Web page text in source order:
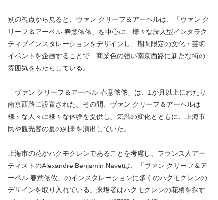
別の視点から見ると、ヴァン クリーフ＆アーペルは、「ヴァン ク
リーフ＆アーペル 春意侬侬」を中心に、様々な没入型インタラク
ティブインスタレーションをデザインし、期間限定の文化・芸術
イベントを企画することで、商業色の強い南京西路に新たな街の
雰囲気をもたらしている。
「ヴァン クリーフ＆アーペル 春意侬侬」は、1か月以上にわたり
南京西路に設置された。その間、ヴァン クリーフ＆アーペルは
様々な人々に様々な体験を提供し、気温の変化とともに、上海市
民や観光客の夏の到来を演出していた。
上海市の花がハクモクレンであることを考慮し、フランス人アー
ティストのAlexandre Benjamin Navetは、「ヴァン クリーフ＆ア
ーペル 春意侬侬」のインスタレーションに多くのハクモクレンの
デザインを取り入れている。来場者はハクモクレンの花柄を探す